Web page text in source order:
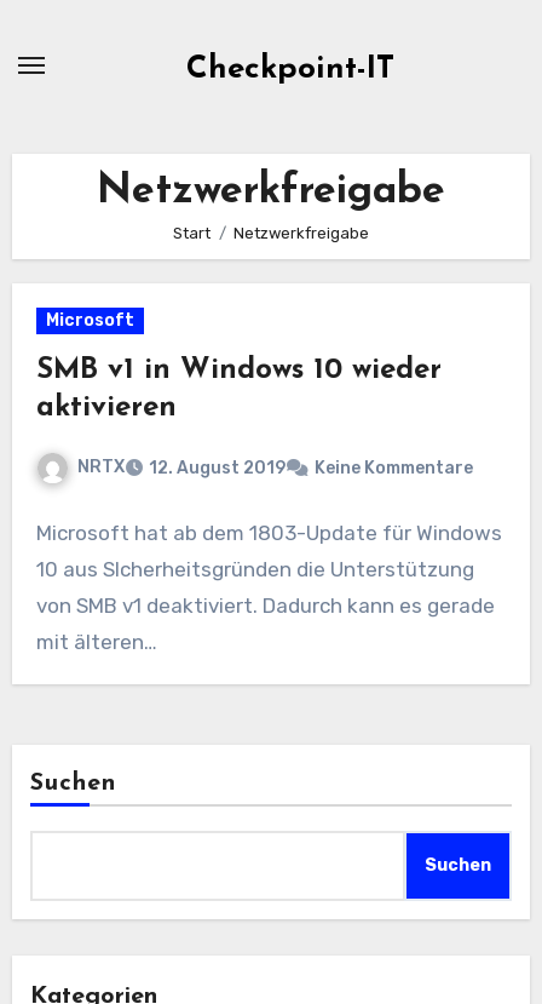
Checkpoint-IT
Netzwerkfreigabe
Start Netzwerkfreigabe
Microsoft
SMB v1 in Windows 10 wieder
aktivieren
NRTX 12. August 2019 Keine Kommentare
Microsoft hat ab dem 1803-Update für Windows
10 aus SIcherheitsgründen die Unterstützung
von SMB v1 deaktiviert. Dadurch kann es gerade
mit älteren…
Suchen
Suchen
Kategorien